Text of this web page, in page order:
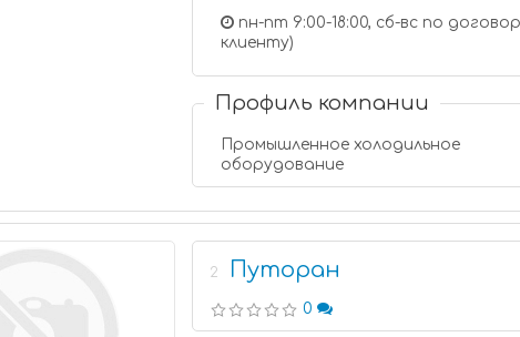
пн-пт 9:00-18:00, сб-вс по
клиенту)
Профиль компании
Промышленное холодильное
оборудование
2 Путоран
0